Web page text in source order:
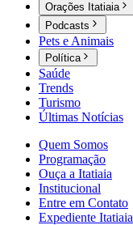
Orações Itatiaia
Podcasts
Pets e Animais
Política
Saúde
Trends
Turismo
Últimas Notícias
Quem Somos
Programação
Ouça a Itatiaia
Institucional
Entre em Contato
Expediente Itatiaia